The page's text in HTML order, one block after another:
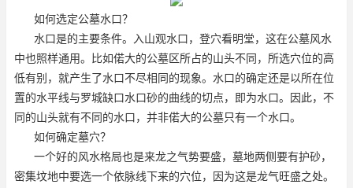
如何选定公墓水口？
水口是的主要条件。入山观水口，登穴看明堂，这在公墓风水
中也照样通用。比如偌大的公墓区所占的山头不同，所选穴位的高
低有别，就产生了水口不尽相同的现象。水口的确定还是以所在位
置的水平线与罗城缺口水口砂的曲线的切点，即为水口。因此，不
同的山头就有不同的水口，并非偌大的公墓只有一个水口。
如何确定墓穴？
一个好的风水格局也是来龙之气势要盛，墓地两侧要有护砂，
密集坟地中要选一个依脉线下来的穴位，因为这是龙气旺盛之处。